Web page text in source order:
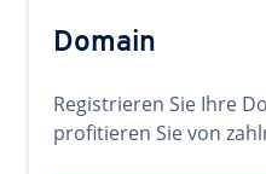
Domain
Registrieren Sie Ihre
profitieren Sie von